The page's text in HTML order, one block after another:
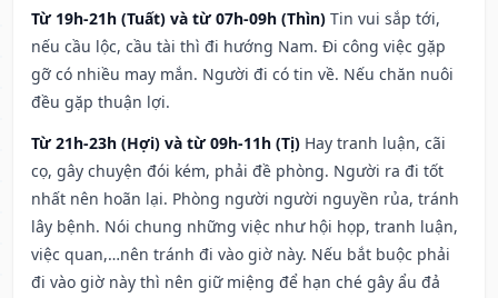
Từ 19h-21h (Tuất) và từ 07h-09h (Thìn) Tin vui sắp tới,
nếu cầu lộc, cầu tài thì đi hướng Nam. Đi công việc gặp
gỡ có nhiều may mắn. Người đi có tin về. Nếu chăn nuôi
đều gặp thuận lợi.
Từ 21h-23h (Hợi) và từ 09h-11h (Tị) Hay tranh luận, cãi
cọ, gây chuyện đói kém, phải đề phòng. Người ra đi tốt
nhất nên hoãn lại. Phòng người người nguyền rủa, tránh
lây bệnh. Nói chung những việc như hội họp, tranh luận,
việc quan,…nên tránh đi vào giờ này. Nếu bắt buộc phải
đi vào giờ này thì nên giữ miệng để hạn ché gây ẩu đả